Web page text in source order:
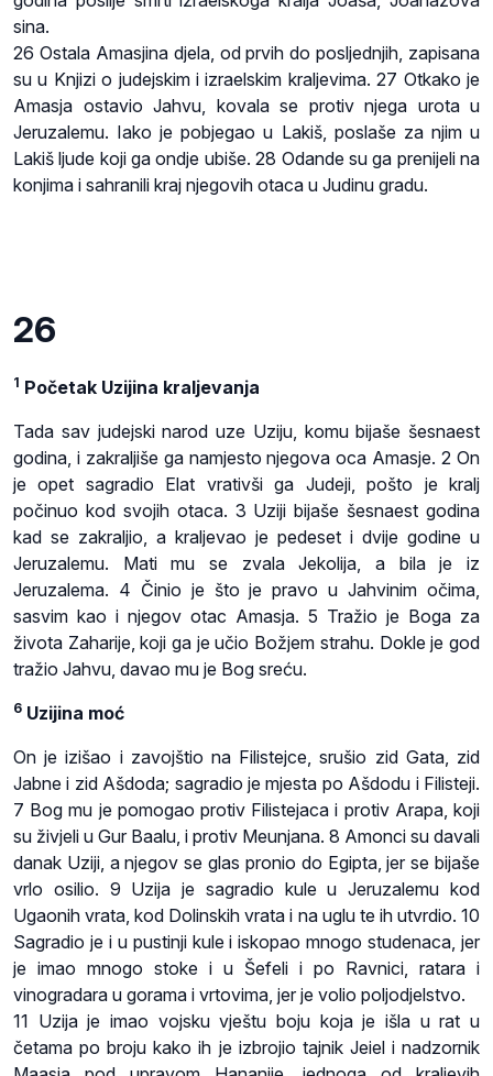
sina.
26 Ostala Amasjina djela, od prvih do posljednjih, zapisana
su u Knjizi o judejskim i izraelskim kraljevima. 27 Otkako je
Amasja ostavio Jahvu, kovala se protiv njega urota u
Jeruzalemu. Iako je pobjegao u Lakiš, poslaše za njim u
Lakiš ljude koji ga ondje ubiše. 28 Odande su ga prenijeli na
konjima i sahranili kraj njegovih otaca u Judinu gradu.
26
1 Početak Uzijina kraljevanja
Tada sav judejski narod uze Uziju, komu bijaše šesnaest
godina, i zakraljiše ga namjesto njegova oca Amasje. 2 On
je opet sagradio Elat vrativši ga Judeji, pošto je kralj
počinuo kod svojih otaca. 3 Uziji bijaše šesnaest godina
kad se zakraljio, a kraljevao je pedeset i dvije godine u
Jeruzalemu. Mati mu se zvala Jekolija, a bila je iz
Jeruzalema. 4 Činio je što je pravo u Jahvinim očima,
sasvim kao i njegov otac Amasja. 5 Tražio je Boga za
života Zaharije, koji ga je učio Božjem strahu. Dokle je god
tražio Jahvu, davao mu je Bog sreću.
6 Uzijina moć
On je izišao i zavojštio na Filistejce, srušio zid Gata, zid
Jabne i zid Ašdoda; sagradio je mjesta po Ašdodu i Filisteji.
7 Bog mu je pomogao protiv Filistejaca i protiv Arapa, koji
su živjeli u Gur Baalu, i protiv Meunjana. 8 Amonci su davali
danak Uziji, a njegov se glas pronio do Egipta, jer se bijaše
vrlo osilio. 9 Uzija je sagradio kule u Jeruzalemu kod
Ugaonih vrata, kod Dolinskih vrata i na uglu te ih utvrdio. 10
Sagradio je i u pustinji kule i iskopao mnogo studenaca, jer
je imao mnogo stoke i u Šefeli i po Ravnici, ratara i
vinogradara u gorama i vrtovima, jer je volio poljodjelstvo.
11 Uzija je imao vojsku vještu boju koja je išla u rat u
četama po broju kako ih je izbrojio tajnik Jeiel i nadzornik